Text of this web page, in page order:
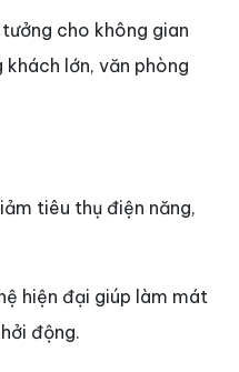
tưởng cho không gian
khách lớn, văn phòng
tiêu thụ điện năng,
hiện đại giúp làm mát
động.